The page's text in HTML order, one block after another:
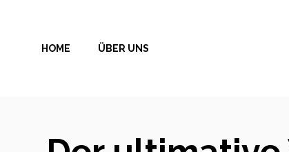
springenHOME ÜBER UNS